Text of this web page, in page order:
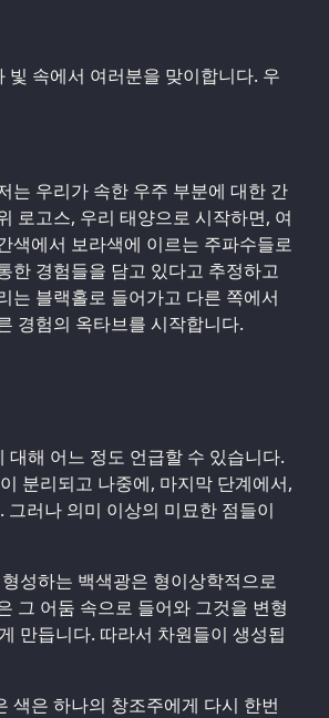
빛 속에서 여러분을 맞이합니다. 우
는 우리가 속한 우주 부분에 대한 간
로고스, 우리 태양으로 시작하면, 여
색에서 보라색에 이르는 주파수들로
한 경험들을 담고 있다고 추정하고
는 블랙홀로 들어가고 다른 쪽에서
경험의 옥타브를 시작합니다.
대해 어느 정도 언급할 수 있습니다.
분리되고 나중에, 마지막 단계에서,
러나 의미 이상의 미묘한 점들이
성하는 백색광은 형이상학적으로
그 어둠 속으로 들어와 그것을 변형
만듭니다. 따라서 차원들이 생성됩
색은 하나의 창조주에게 다시 한번